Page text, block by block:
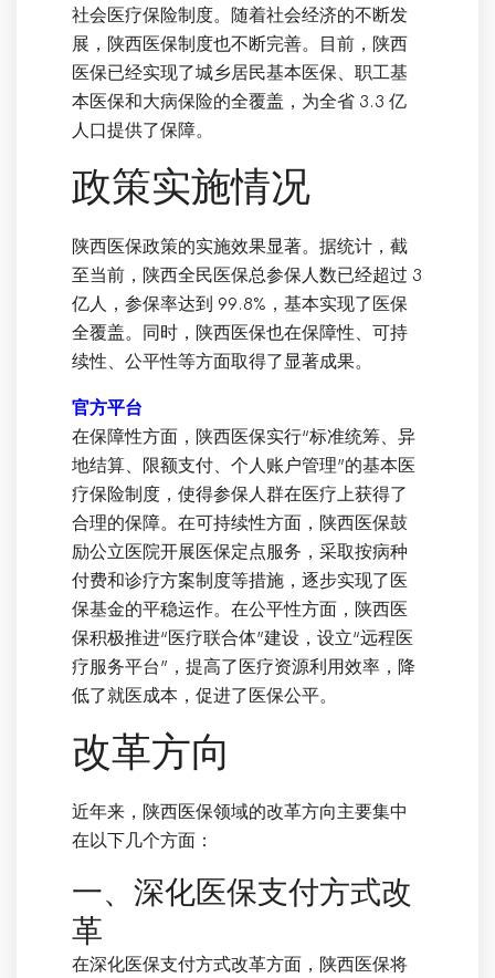
社会医疗保险制度。随着社会经济的不断发
展，陕西医保制度也不断完善。目前，陕西
医保已经实现了城乡居民基本医保、职工基
本医保和大病保险的全覆盖，为全省 3.3 亿
人口提供了保障。
政策实施情况
陕西医保政策的实施效果显著。据统计，截
至当前，陕西全民医保总参保人数已经超过 3
亿人，参保率达到 99.8%，基本实现了医保
全覆盖。同时，陕西医保也在保障性、可持
续性、公平性等方面取得了显著成果。
官方平台
在保障性方面，陕西医保实行“标准统筹、异
地结算、限额支付、个人账户管理”的基本医
疗保险制度，使得参保人群在医疗上获得了
合理的保障。在可持续性方面，陕西医保鼓
励公立医院开展医保定点服务，采取按病种
付费和诊疗方案制度等措施，逐步实现了医
保基金的平稳运作。在公平性方面，陕西医
保积极推进“医疗联合体”建设，设立“远程医
疗服务平台”，提高了医疗资源利用效率，降
低了就医成本，促进了医保公平。
改革方向
近年来，陕西医保领域的改革方向主要集中
在以下几个方面：
一、深化医保支付方式改
革
在深化医保支付方式改革方面，陕西医保将